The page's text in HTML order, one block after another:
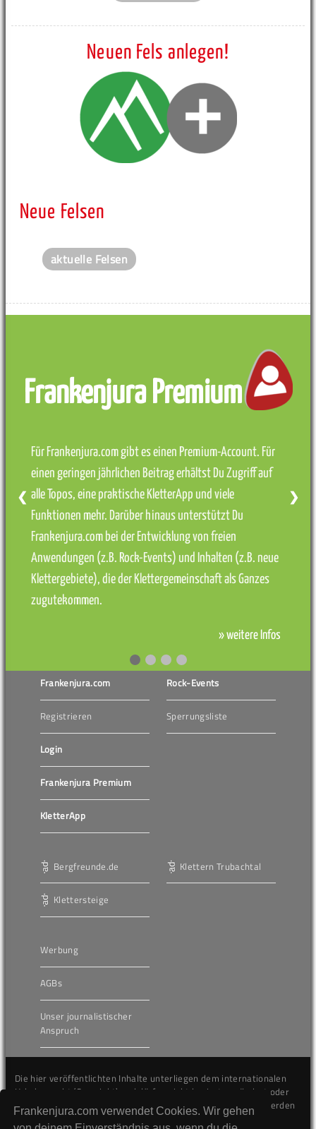
Frankenjura.com verwendet Cookies. Wir gehen
Neuen Fels anlegen!
Neue Felsen
aktuelle Felsen
Frankenjura Premium
Für Frankenjura.com gibt es einen Premium-Account. Für
einen geringen jährlichen Beitrag erhältst Du Zugriff auf
alle Topos, eine praktische KletterApp und viele
Funktionen mehr. Darüber hinaus unterstützt Du
Frankenjura.com bei der Entwicklung von freien
Anwendungen (z.B. Rock-Events) und Inhalten (z.B. neue
Klettergebiete), die der Klettergemeinschaft als Ganzes
zugutekommen.
» weitere Infos
❮ ❯
Frankenjura.com
Registrieren
Login
Frankenjura Premium
KletterApp
Rock-Events
Sperrungsliste
Bergfreunde.de
Klettersteige
Klettern Trubachtal
Werbung
AGBs
Unser journalistischer
Anspruch
Die hier veröffentlichten Inhalte unterliegen dem internationalen
Urheberrecht (Copyright) und dürfen nicht kopiert, verändert oder
unverändert wiederveröffentlicht werden. Gegen Verstöße werden
wir auf juristischem Wege vorgehen.